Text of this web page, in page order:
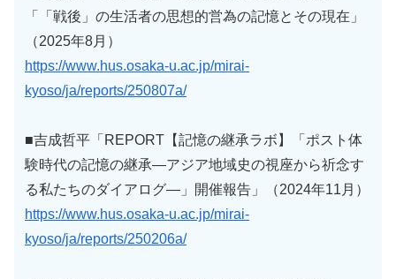
「「戦後」の生活者の思想的営為の記憶とその現在」
（2025年8月）
https://www.hus.osaka-u.ac.jp/mirai-
kyoso/ja/reports/250807a/
■吉成哲平「REPORT【記憶の継承ラボ】「ポスト体
験時代の記憶の継承―アジア地域史の視座から祈念す
る私たちのダイアログ―」開催報告」（2024年11月）
https://www.hus.osaka-u.ac.jp/mirai-
kyoso/ja/reports/250206a/